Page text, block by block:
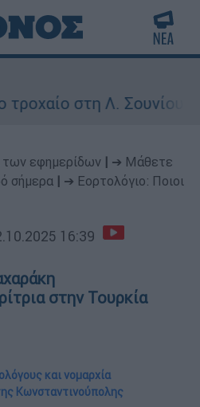
στη Λ. Σουνίου:
εφημερίδων
➔ Μάθετε
σήμερα
➔ Εορτολόγιο: Ποιοι
16:39
στην Τουρκία
και νομαρχία
Κωνσταντινούπολης